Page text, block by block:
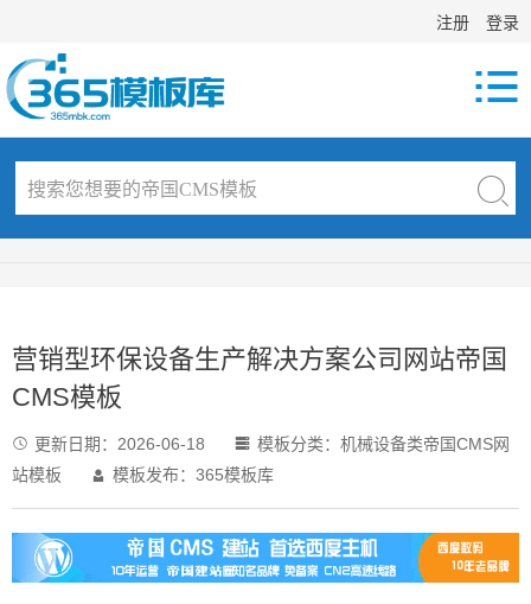
注册 登录

营销型环保设备生产解决方案公司网站帝国
CMS模板
 更新日期： 2026-06-18  模板分类： 机械设备类帝国CMS网
站模板
 模板发布：365模板库